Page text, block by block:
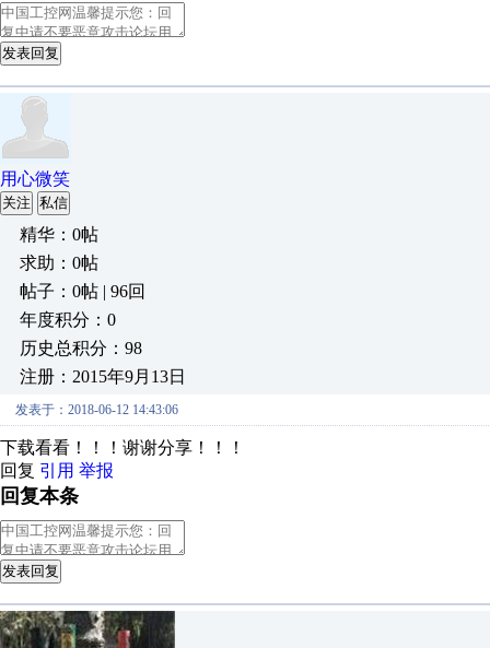
发表回复
用心微笑
关注 私信
精华：0帖
求助：0帖
帖子：0帖 | 96回
年度积分：0
历史总积分：98
注册：2015年9月13日
发表于：2018-06-12 14:43:06
下载看看！！！谢谢分享！！！
回复 引用 举报
回复本条
发表回复